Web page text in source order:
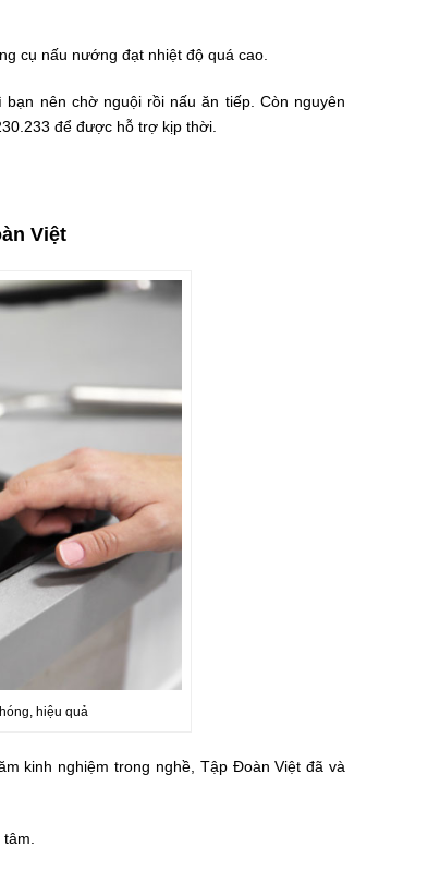
cụ nấu nướng đạt nhiệt độ quá cao.
nên chờ nguội rồi nấu ăn tiếp. Còn nguyên
để được hỗ trợ kịp thời.
Việt
hiệu quả
kinh nghiệm trong nghề, Tập Đoàn Việt đã và